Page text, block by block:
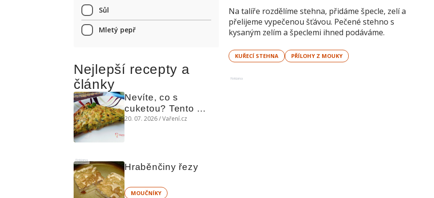
Sůl
Mletý pepř
Nejlepší recepty a
články
Nevíte, co s
cuketou? Tento
levný slaný koláč
20. 07. 2026 / Vaření.cz
Reklama
Hraběnčiny řezy
MOUČNÍKY
Na talíře rozdělíme stehna, přidáme špecle, zelí a
přelijeme vypečenou šťávou. Pečené stehno s
kysaným zelím a špeclemi ihned podáváme.
KUŘECÍ STEHNA PŘÍLOHY Z MOUKY
Reklama